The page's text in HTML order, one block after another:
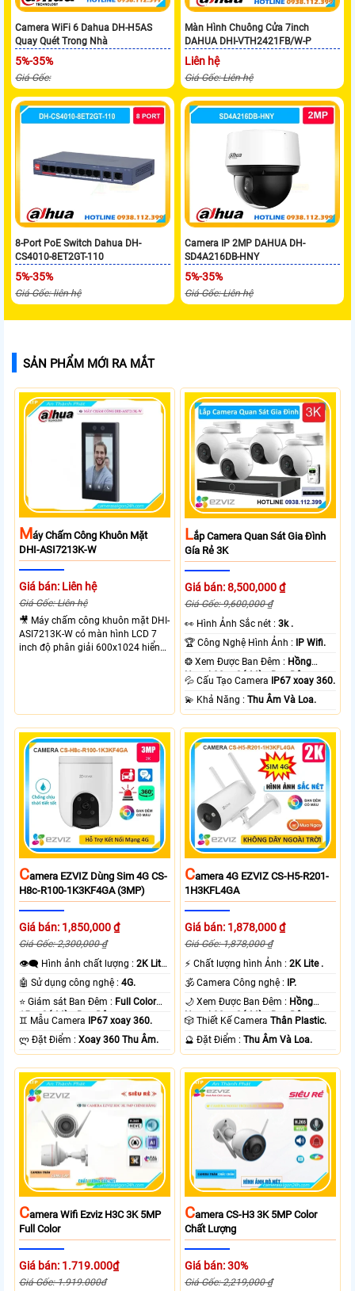
Camera WiFi 6 Dahua DH-H5AS
Quay Quét Trong Nhà
5%-35%
Giá Gốc:
Màn Hình Chuông Cửa 7inch
DAHUA DHI-VTH2421FB/W-P
Liên hệ
Giá Gốc: Liên hệ
8-Port PoE Switch Dahua DH-
CS4010-8ET2GT-110
5%-35%
Giá Gốc: liên hệ
Camera IP 2MP DAHUA DH-
SD4A216DB-HNY
5%-35%
Giá Gốc: Liên hệ
SẢN PHẨM MỚI RA MẮT
MÁy Chấm Công Khuôn Mặt
DHI-ASI7213K-W
Giá bán: Liên hệ
Giá Gốc: Liên hệ
🎥 Máy chấm công khuôn mặt DHI-
ASI7213K-W có màn hình LCD 7
inch độ phân giải 600x1024 hiển
khuôn mặt cùng khả năng phát
hiện khẩu trang và mũ bảo hiểm
kết nối LAN hoặc WiFi 2.4GHz tiện
lợi.
LẮp Camera Quan Sát Gia Đình
Gía Rẻ 3K
Giá bán: 8,500,000 ₫
Giá Gốc: 9,600,000 ₫
️👀 Hình Ảnh Sắc nét :3k .
🏆 Công Nghệ Hình Ảnh : IP Wifi.
❂ Xem Được Ban Đêm : Hồng
Ngoại 30m Có Màu Ban Ðêm.
💦 Cấu Tạo Camera IP67 xoay 360.
️💫 Khả Năng :Thu Âm Và Loa.
CAmera EZVIZ Dùng Sim 4G CS-
H8c-R100-1K3KF4GA (3MP)
Giá bán: 1,850,000 ₫
Giá Gốc: 2,300,000 ₫
👁️‍🗨 Hình ảnh chất lượng :2K Lite
.
🤖️ Sử dụng công nghệ :4G.
⭐ Giám sát Ban Đêm : Full Color
15m Có Màu Ban Ðêm.
♊ Mẫu Camera IP67 xoay 360.
️ლ Đặt Điểm :Xoay 360 Thu Âm.
CAmera 4G EZVIZ CS-H5-R201-
1H3KFL4GA
Giá bán: 1,878,000 ₫
Giá Gốc: 1,878,000 ₫
️⚡ Chất lượng hình Ảnh :2K Lite .
🕉️ Camera Công nghệ : IP.
🌙 Xem Được Ban Đêm : Hồng
Ngoại 30m Có Màu Ban Ðêm.
🎲 Thiết Kế CameraThân Plastic.
️🔮 Đặt Điểm :Thu Âm Và Loa.
CAmera Wifi Ezviz H3C 3K 5MP
Full Color
Giá bán: 1.719.000₫
Giá Gốc: 1.919.000đ
CAmera CS-H3 3K 5MP Color
Chất Lượng
Giá bán: 30%
Giá Gốc: 2,219,000 ₫